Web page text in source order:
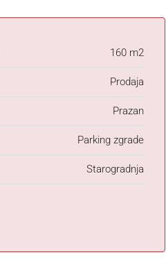
160 m2
Prodaja
Prazan
Parking zgrade
Starogradnja